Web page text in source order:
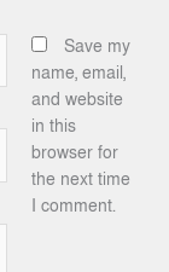
Save my
name, email,
and website
in this
browser for
the next time
I comment.